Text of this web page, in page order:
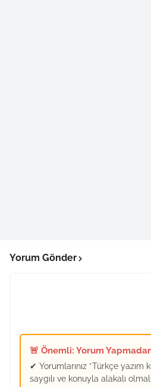
Yorum Gönder
🚨 Önemli: Yorum
✔ Yorumlarınız *Türkçe yazım
saygılı ve konuyla alakalı